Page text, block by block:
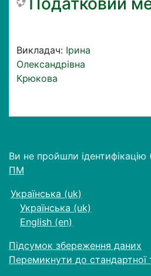
Викладач: Ірина
Олександрівна
Крюкова
Ви не пройшли ідентифікацію
ПМ
Українська ‎(uk)‎
Українська ‎(uk)‎
English ‎(en)‎
Підсумок збереження даних
Перемикнути до стандартної